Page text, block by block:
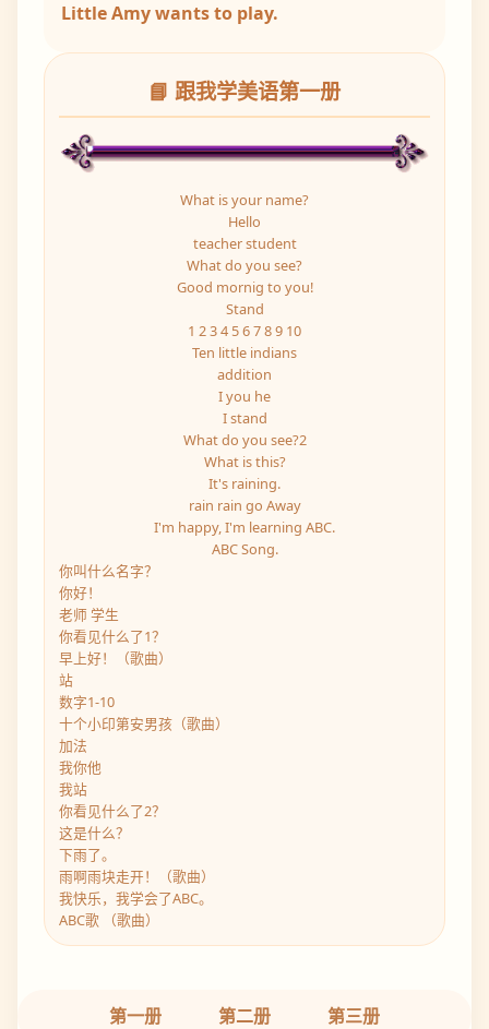
Little Amy wants to play.
📘 跟我学美语第一册
What is your name?
Hello
teacher student
What do you see?
Good mornig to you!
Stand
1 2 3 4 5 6 7 8 9 10
Ten little indians
addition
I you he
I stand
What do you see?2
What is this?
It's raining.
rain rain go Away
I'm happy, I'm learning ABC.
ABC Song.
你叫什么名字？
你好！
老师 学生
你看见什么了1？
早上好！（歌曲）
站
数字1-10
十个小印第安男孩（歌曲）
加法
我你他
我站
你看见什么了2？
这是什么？
下雨了。
雨啊雨块走开！（歌曲）
我快乐，我学会了ABC。
ABC歌 （歌曲）
第一册 第二册 第三册